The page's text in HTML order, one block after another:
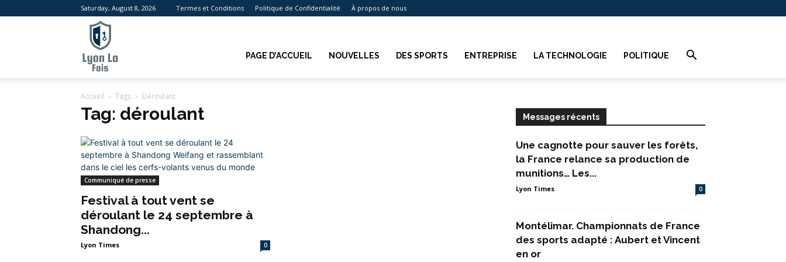
Saturday, August 8, 2026 Termes et Conditions Politique de Confidentialité À propos de nous
La
Fois
PAGE D’ACCUEIL NOUVELLES DES SPORTS ENTREPRISE LA TECHNOLOGIE POLITIQUE
Accueil Tags Déroulant
Tag: déroulant
Communiqué de presse
Festival à tout vent se
déroulant le 24 septembre à
Shandong...
Lyon Times 0
Messages récents
Une cagnotte pour sauver les forêts,
la France relance sa production de
munitions… Les...
Lyon Times 0
Montélimar. Championnats de France
des sports adapté : Aubert et Vincent
en or